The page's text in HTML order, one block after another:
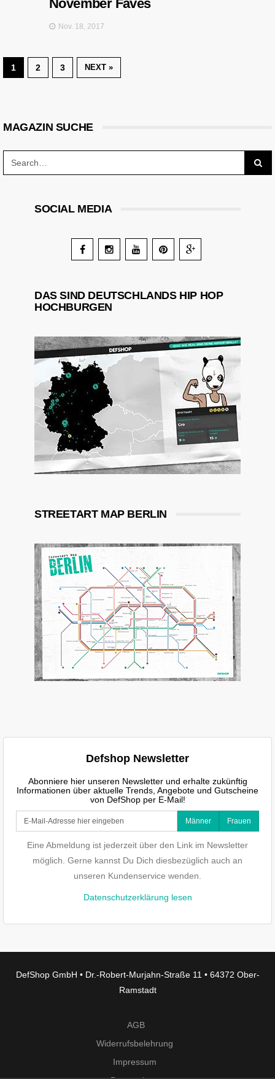
November Faves
Nov. 18, 2017
1 2 3 NEXT »
MAGAZIN SUCHE
SOCIAL MEDIA
DAS SIND DEUTSCHLANDS HIP HOP
HOCHBURGEN
STREETART MAP BERLIN
Defshop Newsletter
Abonniere hier unseren Newsletter und erhalte zukünftig
Informationen über aktuelle Trends, Angebote und Gutscheine
von DefShop per E-Mail!
Männer Frauen
Eine Abmeldung ist jederzeit über den Link im Newsletter
möglich. Gerne kannst Du Dich diesbezüglich auch an
unseren Kundenservice wenden.
Datenschutzerklärung lesen
DefShop GmbH • Dr.-Robert-Murjahn-Straße 11 • 64372 Ober-
Ramstadt
AGB
Widerrufsbelehrung
Impressum